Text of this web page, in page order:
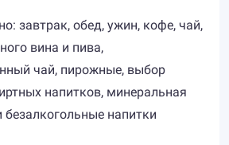
завтрак, обед, ужин, кофе, чай,
вина и пива,
чай, пирожные, выбор
напитков, минеральная
безалкогольные напитки